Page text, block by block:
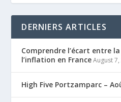
DERNIERS ARTICLES
Comprendre l’écart entre
l’inflation en France August
High Five Portzamparc –